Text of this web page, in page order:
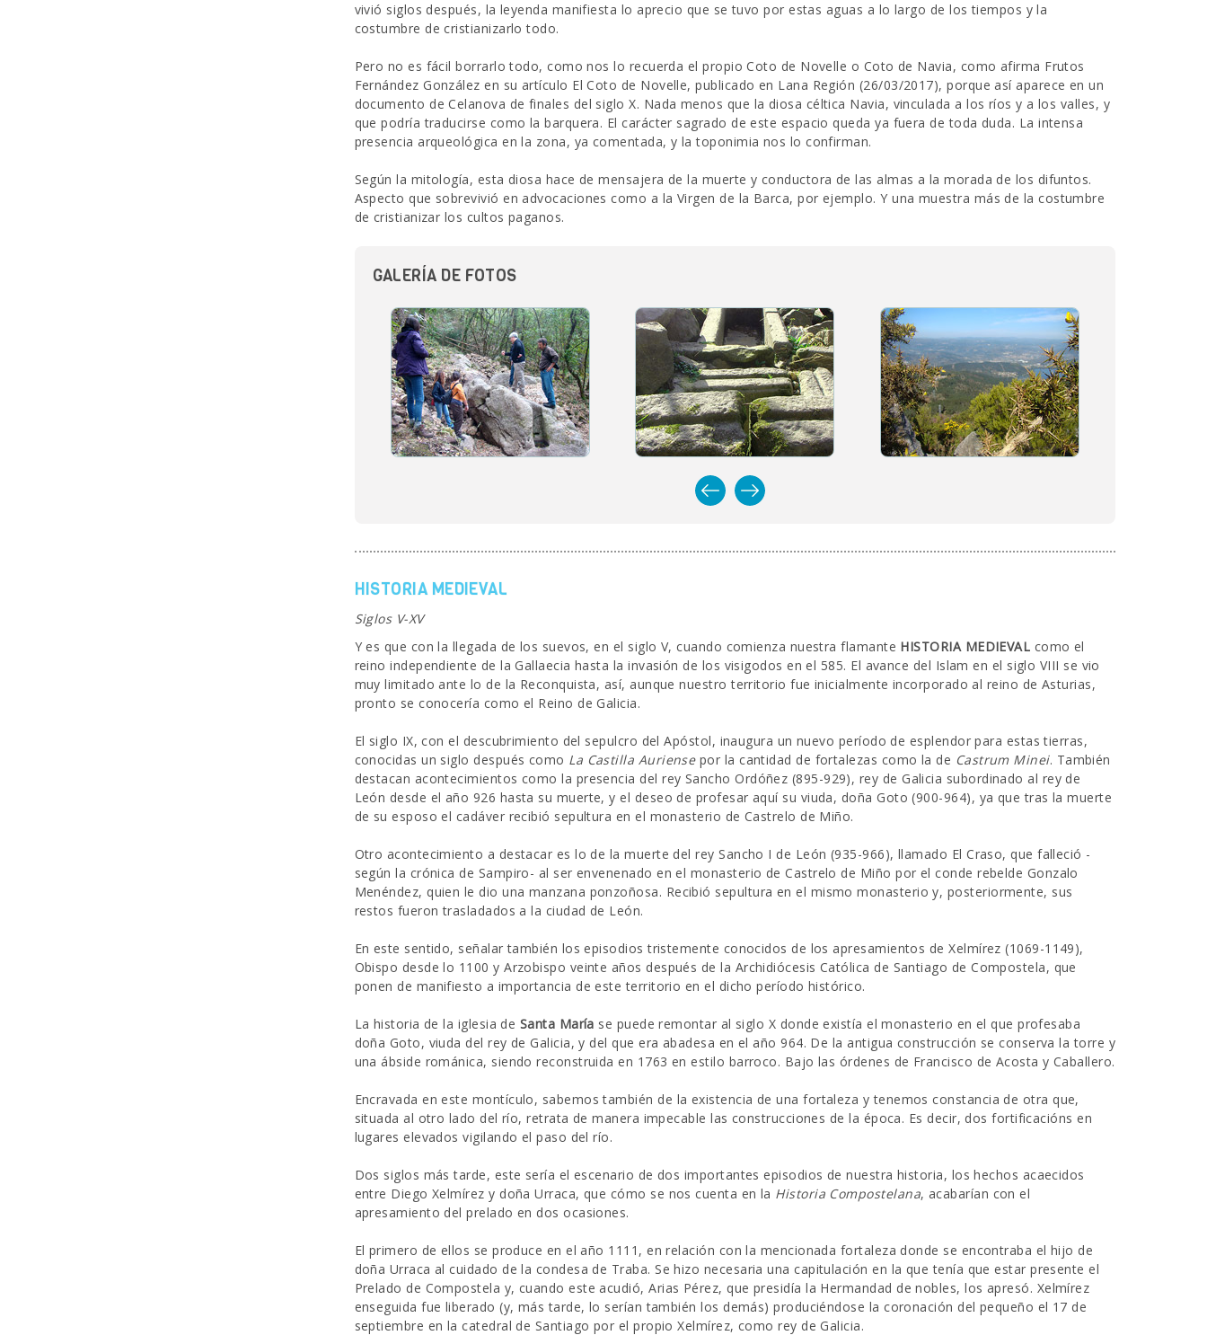
vivió siglos después, la leyenda manifiesta lo aprecio que se tuvo por estas aguas a lo largo de los tiempos y la
costumbre de cristianizarlo todo.
Pero no es fácil borrarlo todo, como nos lo recuerda el propio Coto de Novelle o Coto de Navia, como afirma Frutos
Fernández González en su artículo El Coto de Novelle, publicado en Lana Región (26/03/2017), porque así aparece en un
documento de Celanova de finales del siglo X. Nada menos que la diosa céltica Navia, vinculada a los ríos y a los valles, y
que podría traducirse como la barquera. El carácter sagrado de este espacio queda ya fuera de toda duda. La intensa
presencia arqueológica en la zona, ya comentada, y la toponimia nos lo confirman.
Según la mitología, esta diosa hace de mensajera de la muerte y conductora de las almas a la morada de los difuntos.
Aspecto que sobrevivió en advocaciones como a la Virgen de la Barca, por ejemplo. Y una muestra más de la costumbre
de cristianizar los cultos paganos.
GALERÍA DE FOTOS
HISTORIA MEDIEVAL
Siglos V-XV
Y es que con la llegada de los suevos, en el siglo V, cuando comienza nuestra flamante HISTORIA MEDIEVAL como el
reino independiente de la Gallaecia hasta la invasión de los visigodos en el 585. El avance del Islam en el siglo VIII se vio
muy limitado ante lo de la Reconquista, así, aunque nuestro territorio fue inicialmente incorporado al reino de Asturias,
pronto se conocería como el Reino de Galicia.
El siglo IX, con el descubrimiento del sepulcro del Apóstol, inaugura un nuevo período de esplendor para estas tierras,
conocidas un siglo después como La Castilla Auriensepor la cantidad de fortalezas como la de Castrum Minei. También
destacan acontecimientos como la presencia del rey Sancho Ordóñez (895-929), rey de Galicia subordinado al rey de
León desde el año 926 hasta su muerte, y el deseo de profesar aquí su viuda, doña Goto (900-964), ya que tras la muerte
de su esposo el cadáver recibió sepultura en el monasterio de Castrelo de Miño.
Otro acontecimiento a destacar es lo de la muerte del rey Sancho I de León (935-966), llamado El Craso, que falleció -
según la crónica de Sampiro- al ser envenenado en el monasterio de Castrelo de Miño por el conde rebelde Gonzalo
Menéndez, quien le dio una manzana ponzoñosa. Recibió sepultura en el mismo monasterio y, posteriormente, sus
restos fueron trasladados a la ciudad de León.
En este sentido, señalar también los episodios tristemente conocidos de los apresamientos de Xelmírez (1069-1149),
Obispo desde lo 1100 y Arzobispo veinte años después de la Archidiócesis Católica de Santiago de Compostela, que
ponen de manifiesto a importancia de este territorio en el dicho período histórico.
La historia de la iglesia de Santa María se puede remontar al siglo X donde existía el monasterio en el que profesaba
doña Goto, viuda del rey de Galicia, y del que era abadesa en el año 964. De la antigua construcción se conserva la torre y
una ábside románica, siendo reconstruida en 1763 en estilo barroco. Bajo las órdenes de Francisco de Acosta y Caballero.
Encravada en este montículo, sabemos también de la existencia de una fortaleza y tenemos constancia de otra que,
situada al otro lado del río, retrata de manera impecable las construcciones de la época. Es decir, dos fortificacións en
lugares elevados vigilando el paso del río.
Dos siglos más tarde, este sería el escenario de dos importantes episodios de nuestra historia, los hechos acaecidos
entre Diego Xelmírez y doña Urraca, que cómo se nos cuenta en la Historia Compostelana, acabarían con el
apresamiento del prelado en dos ocasiones.
El primero de ellos se produce en el año 1111, en relación con la mencionada fortaleza donde se encontraba el hijo de
doña Urraca al cuidado de la condesa de Traba. Se hizo necesaria una capitulación en la que tenía que estar presente el
Prelado de Compostela y, cuando este acudió, Arias Pérez, que presidía la Hermandad de nobles, los apresó. Xelmírez
enseguida fue liberado (y, más tarde, lo serían también los demás) produciéndose la coronación del pequeño el 17 de
septiembre en la catedral de Santiago por el propio Xelmírez, como rey de Galicia.